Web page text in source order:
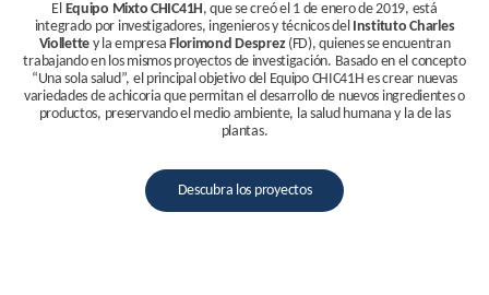
El Equipo Mixto CHIC41H, que se creó el 1 de enero de 2019, está
integrado por investigadores, ingenieros y técnicos del Instituto Charles
Viollettey la empresaFlorimond Desprez(FD), quienes se encuentran
trabajando en los mismos proyectos de investigación. Basado en el concepto
“Una sola salud”, el principal objetivo del Equipo CHIC41H es crear nuevas
variedades de achicoria que permitan el desarrollo de nuevos ingredientes o
productos, preservando el medio ambiente, la salud humana y la de las
plantas.
Descubra los proyectos